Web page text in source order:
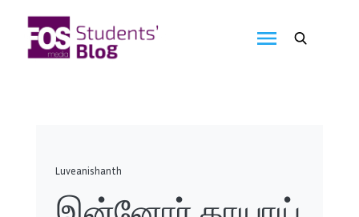
content
Luveanishanth